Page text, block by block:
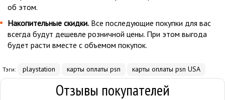
об этом.
Накопительные скидки. Все последующие покупки для вас
всегда будут дешевле розничной цены. При этом выгода
будет расти вместе с объемом покупок.
Тэги: playstation карты оплаты psn карты оплаты psn USA
Отзывы покупателей